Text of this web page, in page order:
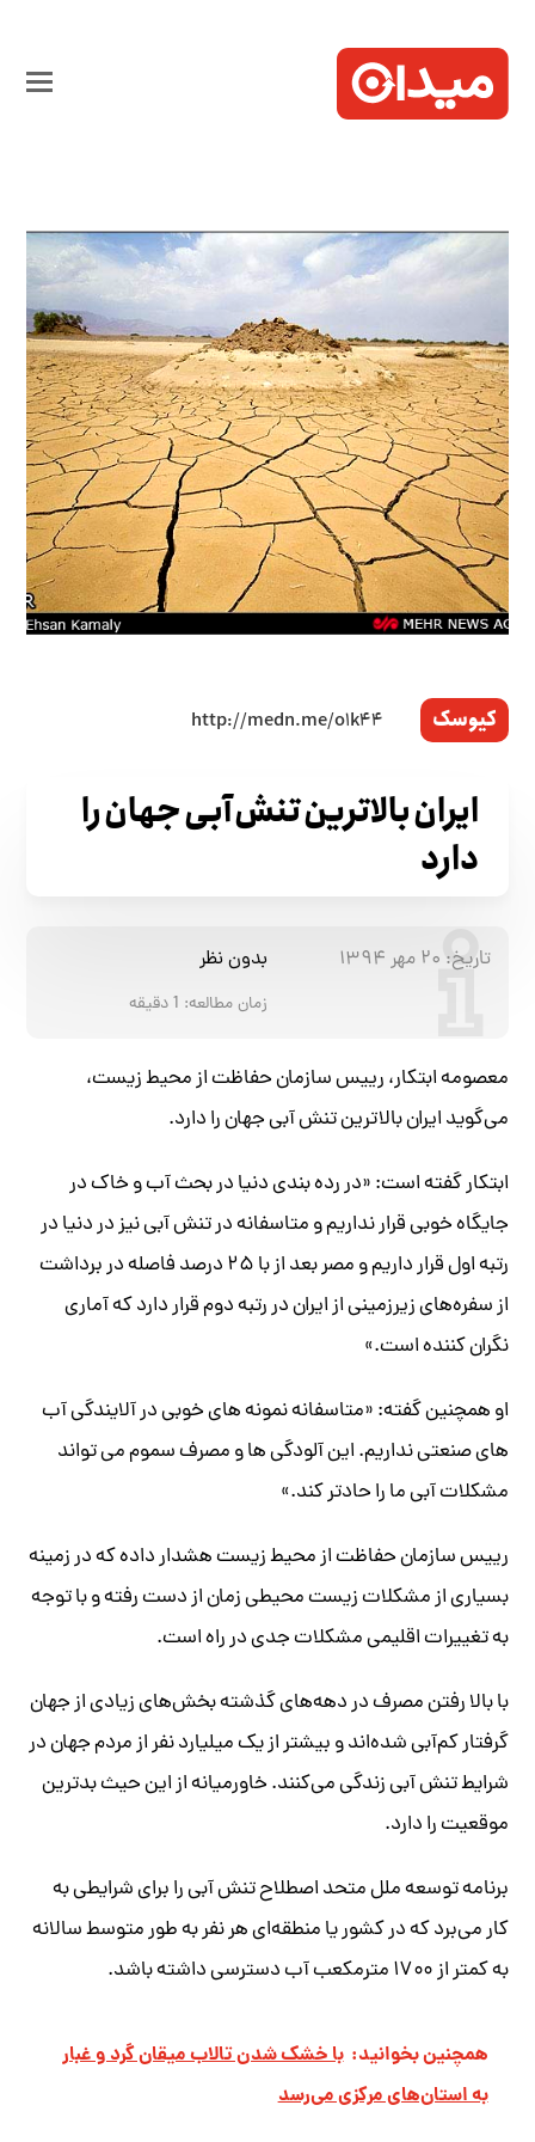
کیوسک
ایران بالاترین تنش آبی جهان را
دارد
تاریخ: ۲۰ مهر ۱۳۹۴ بدون نظر
زمان مطالعه: 1دقیقه
معصومه ابتکار، رییس سازمان حفاظت از محیط زیست،
می‌گوید ایران بالاترین تنش آبی جهان را دارد.
ابتکار گفته است: «در رده بندی دنیا در بحث آب و خاک در
جایگاه خوبی قرار نداریم و متاسفانه در تنش آبی نیز در دنیا در
رتبه اول قرار داریم و مصر بعد از با ۲۵ درصد فاصله در برداشت
از سفره‌های زیرزمینی از ایران در رتبه دوم قرار دارد که آماری
نگران کننده است.»
او همچنین گفته: «متاسفانه نمونه های خوبی در آلایندگی آب
های صنعتی نداریم. این آلودگی ها و مصرف سموم می تواند
مشکلات آبی ما را حادتر کند.»
رییس سازمان حفاظت از محیط زیست هشدار داده که در زمینه
بسیاری از مشکلات زیست محیطی زمان از دست رفته و با توجه
به تغییرات اقلیمی مشکلات جدی در راه است.
با بالا رفتن مصرف در دهه‌های گذشته بخش‌های زیادی از جهان
گرفتار کم‌آبی شده‌اند و بیشتر از یک میلیارد نفر از مردم جهان در
شرایط تنش آبی زندگی می‌کنند. خاورمیانه از این حیث بدترین
موقعیت را دارد.
برنامه توسعه ملل متحد اصطلاح تنش آبی را برای شرایطی به
کار می‌برد که در کشور یا منطقه‌ای هر نفر به طور متوسط سالانه
به کمتر از ۱۷۰۰ مترمکعب آب دسترسی داشته باشد.
همچنین بخوانید: با خشک شدن تالاب میقان گرد و غبار
به استان‌های مرکزی می‌رسد